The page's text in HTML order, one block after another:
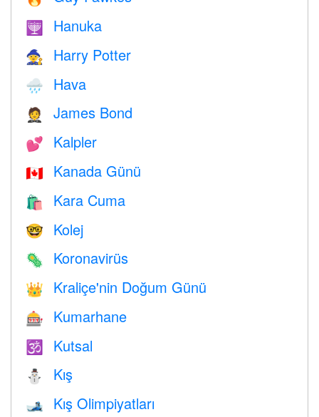
🕎 Hanuka
🧙 Harry Potter
🌧 Hava
🤵 James Bond
💕 Kalpler
🇨🇦 Kanada Günü
🛍 Kara Cuma
🤓 Kolej
🦠 Koronavirüs
👑 Kraliçe'nin Doğum Günü
🎰 Kumarhane
🕉 Kutsal
⛄ Kış
🎿 Kış Olimpiyatları